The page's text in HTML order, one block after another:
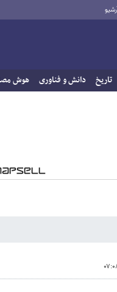
تاریخ دانش و فناوری هوش